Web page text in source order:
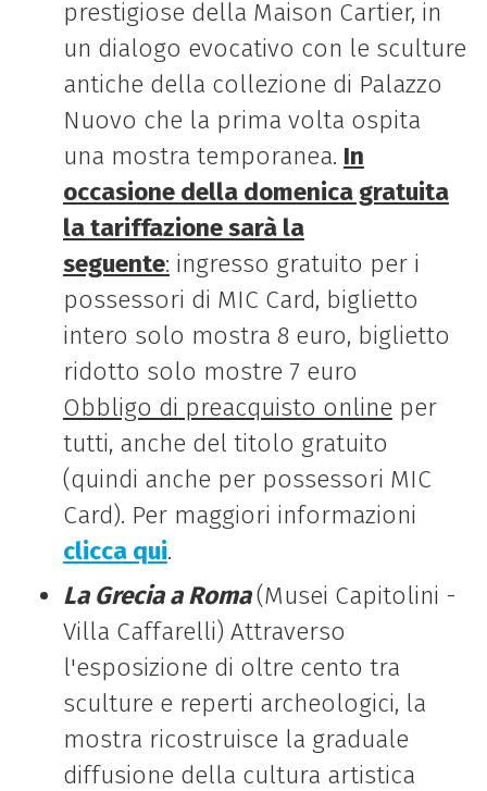
prestigiose della Maison Cartier, in
un dialogo evocativo con le sculture
antiche della collezione di Palazzo
Nuovo che la prima volta ospita
una mostra temporanea. In
occasione della domenica gratuita
la tariffazione sarà la
seguente: ingresso gratuito per i
possessori di MIC Card, biglietto
intero solo mostra 8 euro, biglietto
ridotto solo mostre 7 euro
Obbligo di preacquisto online per
tutti, anche del titolo gratuito
(quindi anche per possessori MIC
Card). Per maggiori informazioni
clicca qui.
La Grecia aRoma(Musei Capitolini -
Villa Caffarelli) Attraverso
l'esposizione di oltre cento tra
sculture e reperti archeologici, la
mostra ricostruisce la graduale
diffusione della cultura artistica